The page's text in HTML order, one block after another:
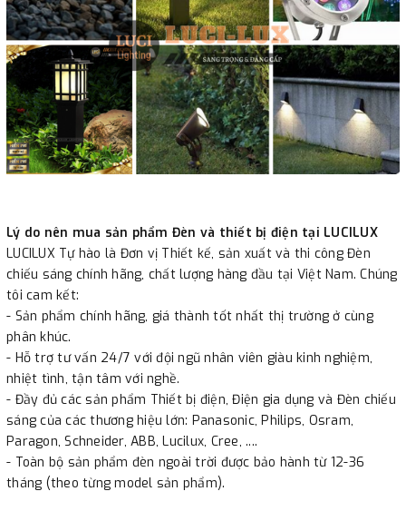
Lý do nên mua sản phẩm Đèn và thiết bị điện tại LUCILUX
LUCILUX Tự hào là Đơn vị Thiết kế, sản xuất và thi công Đèn
chiếu sáng chính hãng, chất lượng hàng đầu tại Việt Nam. Chúng
tôi cam kết:
- Sản phẩm chính hãng, giá thành tốt nhất thị trường ở cùng
phân khúc.
- Hỗ trợ tư vấn 24/7 với đội ngũ nhân viên giàu kinh nghiệm,
nhiệt tình, tận tâm với nghề.
- Đầy đủ các sản phẩm Thiết bị điện, Điện gia dụng và Đèn chiếu
sáng của các thương hiệu lớn: Panasonic, Philips, Osram,
Paragon, Schneider, ABB, Lucilux, Cree, ....
- Toàn bộ sản phẩm đèn ngoài trời được bảo hành từ 12-36
tháng (theo từng model sản phẩm).